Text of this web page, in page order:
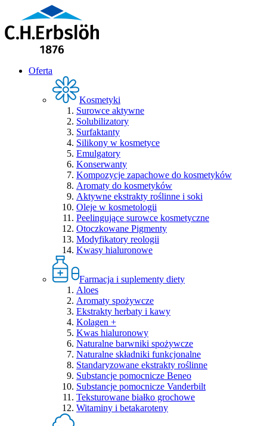
Oferta
Kosmetyki
Surowce aktywne
Solubilizatory
Surfaktanty
Silikony w kosmetyce
Emulgatory
Konserwanty
Kompozycje zapachowe do kosmetyków
Aromaty do kosmetyków
Aktywne ekstrakty roślinne i soki
Oleje w kosmetologii
Peelingujące surowce kosmetyczne
Otoczkowane Pigmenty
Modyfikatory reologii
Kwasy hialuronowe
Farmacja i suplementy diety
Aloes
Aromaty spożywcze
Ekstrakty herbaty i kawy
Kolagen +
Kwas hialuronowy
Naturalne barwniki spożywcze
Naturalne składniki funkcjonalne
Standaryzowane ekstrakty roślinne
Substancje pomocnicze Beneo
Substancje pomocnicze Vanderbilt
Teksturowane białko grochowe
Witaminy i betakaroteny